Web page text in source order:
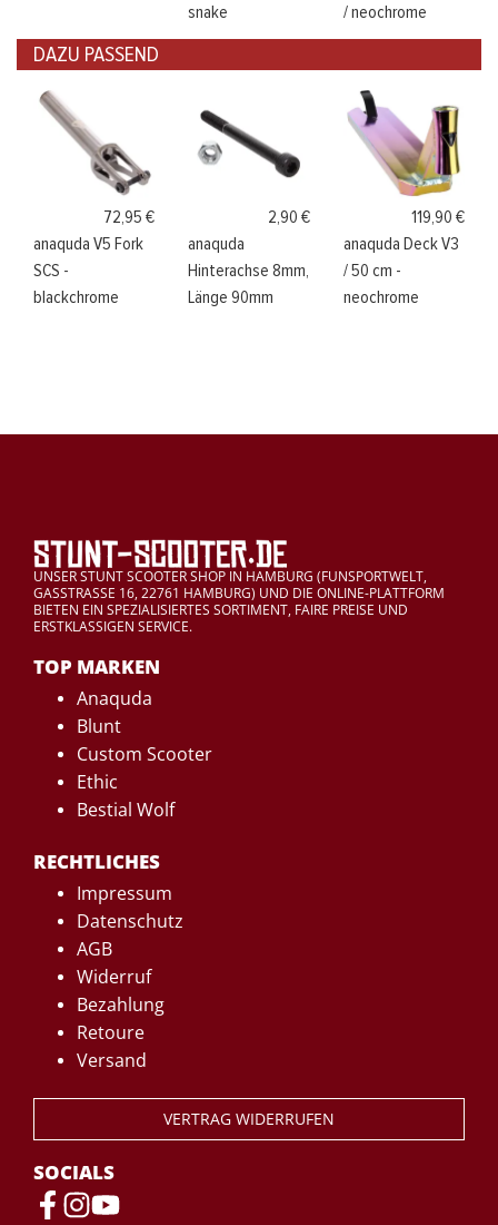
snake
/ neochrome
DAZU PASSEND
72,95 €
anaquda V5 Fork
SCS -
blackchrome
2,90 €
anaquda
Hinterachse 8mm,
Länge 90mm
119,90 €
anaquda Deck V3
/ 50 cm -
neochrome
UNSER STUNT SCOOTER SHOP IN HAMBURG (FUNSPORTWELT,
GASSTRASSE 16, 22761 HAMBURG) UND DIE ONLINE-PLATTFORM
BIETEN EIN SPEZIALISIERTES SORTIMENT, FAIRE PREISE UND
ERSTKLASSIGEN SERVICE.
TOP MARKEN
Anaquda
Blunt
Custom Scooter
Ethic
Bestial Wolf
RECHTLICHES
Impressum
Datenschutz
AGB
Widerruf
Bezahlung
Retoure
Versand
VERTRAG WIDERRUFEN
SOCIALS